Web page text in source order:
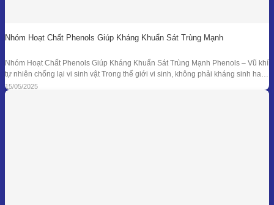
Nhóm Hoạt Chất Phenols Giúp Kháng Khuẩn Sát Trùng Mạnh
Nhóm Hoạt Chất Phenols Giúp Kháng Khuẩn Sát Trùng Mạnh Phenols – Vũ khí
tự nhiên chống lại vi sinh vật Trong thế giới vi sinh, không phải kháng sinh hay
hóa chất tổng hợp mới là “anh hùng” duy nhất. Từ hàng ngàn năm trước, các
nền y học cổ đại đã sử dụng tinh dầu
15/05/2025